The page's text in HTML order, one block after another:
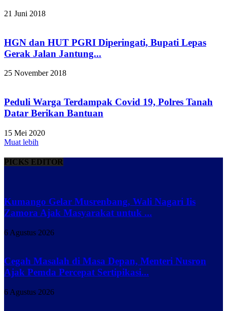
21 Juni 2018
HGN dan HUT PGRI Diperingati, Bupati Lepas
Gerak Jalan Jantung...
25 November 2018
Peduli Warga Terdampak Covid 19, Polres Tanah
Datar Berikan Bantuan
15 Mei 2020
Muat lebih
PICKS EDITOR
Kumango Gelar Musrenbang, Wali Nagari Iis
Zamora Ajak Masyarakat untuk ...
6 Agustus 2026
Cegah Masalah di Masa Depan, Menteri Nusron
Ajak Pemda Percepat Sertipikasi...
6 Agustus 2026